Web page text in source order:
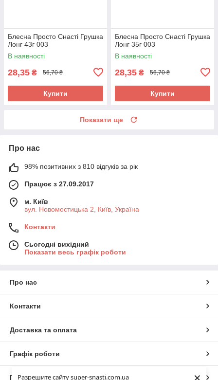
Разрешите сайту super-snasti.com.ua
Блесна Просто Снасті Грушка
Лонг 43г 003
В наявності
28,35 ₴ 56,70 ₴
Купити
Блесна Просто Снасті Грушка
Лонг 35г 003
В наявності
28,35 ₴ 56,70 ₴
Купити
Показати ще
Про нас
98% позитивних з 810 відгуків за рік
Працює з 27.09.2017
м. Київ
вул. Новомостицька 2, Київ, Україна
Контакти
Сьогодні вихідний
Показати весь графік роботи
Про нас
Контакти
Доставка та оплата
Графік роботи
Повна версія сайту